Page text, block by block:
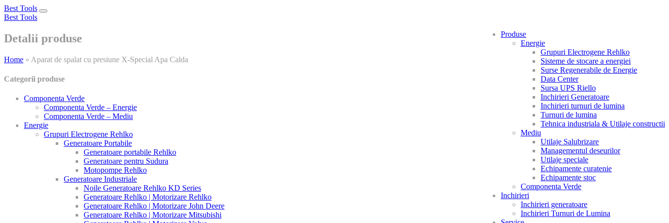
Best Tools
Toggle
Best Tools
Produse
Energie
Grupuri Electrogene Rehlko
Sisteme de stocare a energiei
Surse Regenerabile de Energie
Data Center
Sursa UPS Riello
Inchirieri Generatoare
Inchirieri turnuri de lumina
Turnuri de lumina
Tehnica industriala & Utilaje constructii
Mediu
Utilaje Salubrizare
Managementul deseurilor
Utilaje speciale
Echipamente curatenie
Echipamente stoc
Componenta Verde
Inchirieri
Inchirieri generatoare
Inchirieri Turnuri de Lumina
Detalii produse
Home » Aparat de spalat cu presiune X-Special Apa Calda
Categorii produse
Componenta Verde
Componenta Verde – Energie
Componenta Verde – Mediu
Energie
Grupuri Electrogene Rehlko
Generatoare Portabile
Generatoare portabile Rehlko
Generatoare pentru Sudura
Motopompe Rehlko
Generatoare Industriale
Noile Generatoare Rehlko KD Series
Generatoare Rehlko | Motorizare Rehlko
Generatoare Rehlko | Motorizare John Deere
Generatoare Rehlko | Motorizare Mitsubishi